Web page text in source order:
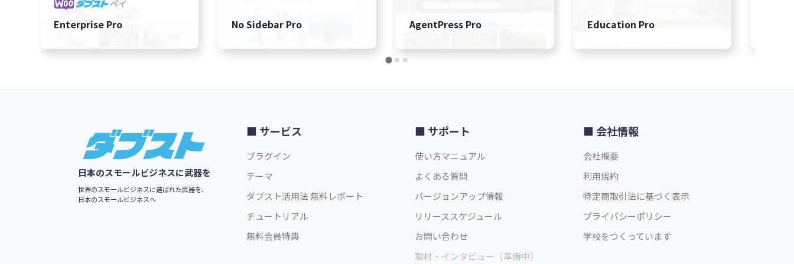
Enterprise Pro No Sidebar Pro AgentPress Pro Education Pro
日本のスモールビジネスに武器を
世界のスモールビジネスに選ばれた武器を、
日本のスモールビジネスへ
サービス
プラグイン
テーマ
ダブスト活用法 無料レポート
チュートリアル
無料会員特典
サポート
使い方マニュアル
よくある質問
バージョンアップ情報
リリーススケジュール
お問い合わせ
取材・インタビュー（準備中）
会社情報
会社概要
利用規約
特定商取引法に基づく表示
プライバシーポリシー
学校をつくっています